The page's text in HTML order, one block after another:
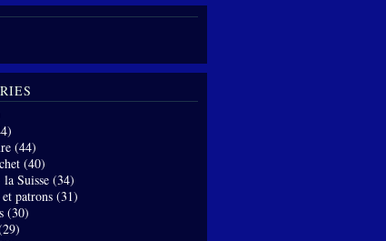
(44)
(40)
Suisse (34)
patrons (31)
(30)